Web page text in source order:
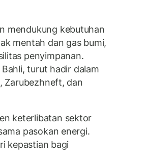
mendukung kebutuhan
mentah dan gas bumi,
penyimpanan.
turut hadir dalam
Zarubezhneft, dan
keterlibatan sektor
pasokan energi.
kepastian bagi